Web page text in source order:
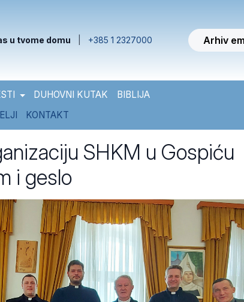
u tvome domu +385 1 2327000 Arhiv
DUHOVNI KUTAK
BIBLIJA
KONTAKT
SHKM u Gospiću
i geslo